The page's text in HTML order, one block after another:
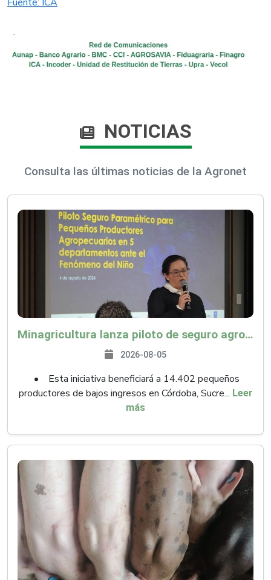
NOTICIAS
Consulta las últimas noticias de la Agronet
Minagricultura lanza piloto de seguro agropecuario por $9.625 millones para proteger a más de 14.000 pequeños productores contra riesgos del Fenómeno de El Niño
2026-08-05
• Esta iniciativa beneficiará a 14.402 pequeños
productores de bajos ingresos en Córdoba, Sucre... Leer
más